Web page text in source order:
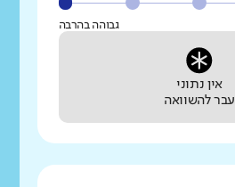
גבוהה בהרבה
אין נתוני
עבר להשוואה